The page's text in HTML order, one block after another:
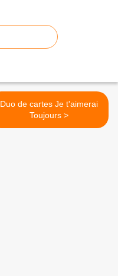
Duo de cartes Je t'aimerai
Toujours >